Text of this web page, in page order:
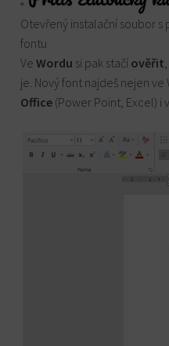
Otevřený instalační soubor
fontu
VeWordu si pak stačí ověřit
je. Nový font najdeš nejen ve
Office (Power Point, Excel) i v